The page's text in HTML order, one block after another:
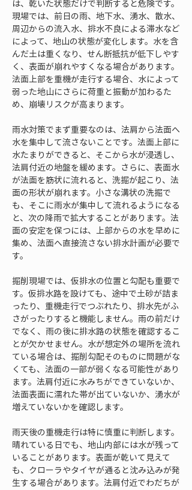
は、乾いた状態だけで判断すると危険です。
現場では、前日の雨、地下水、湧水、散水、
周辺からの流入水、排水不良による滞水など
によって、地山の状態が変化します。水を含
んだ土は重くなり、せん断抵抗が低下しやす
く、表面が崩れやすくなる場合があります。
法面上部を重機が走行する場合、水によって
弱った地山にさらに荷重と振動が加わるた
め、崩壊リスクが高まります。
雨水対策でまず重要なのは、法肩から法面へ
水を集中して流さないことです。法面上部に
水たまりができると、そこから水が浸透し、
法肩付近の地盤を緩めます。さらに、表面水
が法面を筋状に流れると、洗掘が起こり、法
面の形状が崩れます。小さな溝状の洗掘で
も、そこに雨水が集中して流れるようになる
と、次の降雨で拡大することがあります。法
面の安定を保つには、上部からの水を早めに
集め、法面へ直接流さない排水計画が必要で
す。
掘削現場では、仮排水の位置と勾配も重要で
す。仮排水路を設けても、途中で土砂が詰ま
ったり、重機走行でつぶれたり、排水先がふ
さがったりすると機能しません。雨の前だけ
でなく、雨の後に排水路の状態を確認するこ
とが欠かせません。水が想定外の場所を流れ
ている場合は、掘削勾配そのものに問題がな
くても、法面の一部が弱くなる可能性があり
ます。法肩付近に水みちができていないか、
法面表面に濡れた帯が出ていないか、湧水が
増えていないかを確認します。
雨天後の重機走行は特に慎重に判断します。
晴れている日でも、地山内部には水が残って
いることがあります。表面が乾いて見えて
も、クローラやタイヤが通ると沈み込みが発
生する場合があります。法肩付近でわだちが